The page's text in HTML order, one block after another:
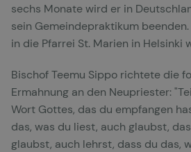
sechs Monate wird er in
sein Gemeindepraktikum
in die Pfarrei St. Marien in Helsinki
Bischof Teemu Sippo richtete die
Ermahnung an den Neupriester:
Wort Gottes, das du empfangen
das, was du liest, auch glaubst,
glaubst, auch lehrst, dass du das,